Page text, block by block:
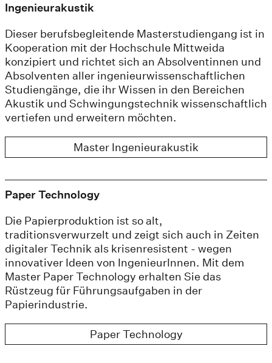
Ingenieurakustik
Dieser berufsbegleitende Masterstudiengang ist in
Kooperation mit der Hochschule Mittweida
konzipiert und richtet sich an Absolventinnen und
Absolventen aller ingenieurwissenschaftlichen
Studiengänge, die ihr Wissen in den Bereichen
Akustik und Schwingungstechnik wissenschaftlich
vertiefen und erweitern möchten.
Master Ingenieurakustik
Paper Technology
Die Papierproduktion ist so alt,
traditionsverwurzelt und zeigt sich auch in Zeiten
digitaler Technik als krisenresistent - wegen
innovativer Ideen von IngenieurInnen. Mit dem
Master Paper Technology erhalten Sie das
Rüstzeug für Führungsaufgaben in der
Papierindustrie.
Paper Technology